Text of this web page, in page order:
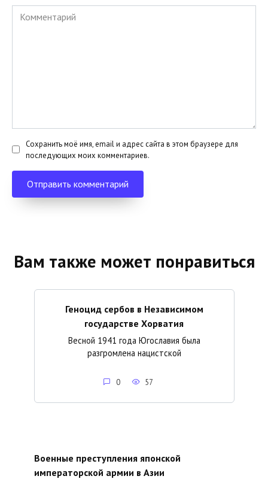
Комментарий
Сохранить моё имя, email и адрес сайта в этом браузере для
последующих моих комментариев.
Вам также может понравиться
Геноцид сербов в Независимом
государстве Хорватия
Весной 1941 года Югославия была
разгромлена нацистской
0 57
Военные преступления японской
императорской армии в Азии